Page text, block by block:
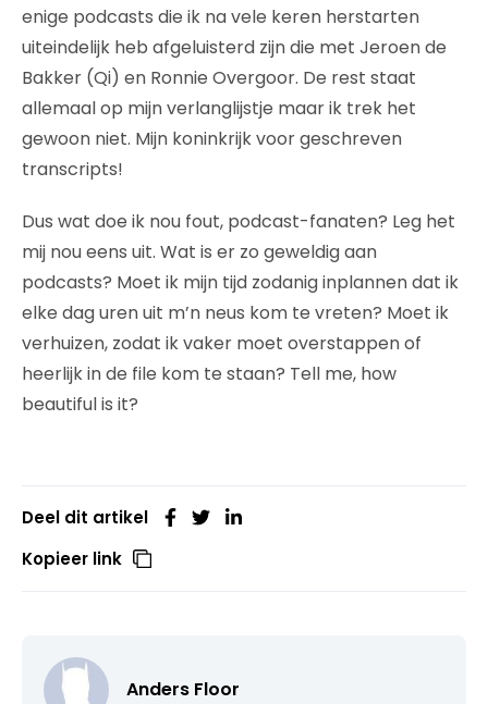
enige podcasts die ik na vele keren herstarten
uiteindelijk heb afgeluisterd zijn die met Jeroen de
Bakker (Qi) en Ronnie Overgoor. De rest staat
allemaal op mijn verlanglijstje maar ik trek het
gewoon niet. Mijn koninkrijk voor geschreven
transcripts!
Dus wat doe ik nou fout, podcast-fanaten? Leg het
mij nou eens uit. Wat is er zo geweldig aan
podcasts? Moet ik mijn tijd zodanig inplannen dat ik
elke dag uren uit m’n neus kom te vreten? Moet ik
verhuizen, zodat ik vaker moet overstappen of
heerlijk in de file kom te staan? Tell me, how
beautiful is it?
Deel dit artikel
Kopieer link
Anders Floor